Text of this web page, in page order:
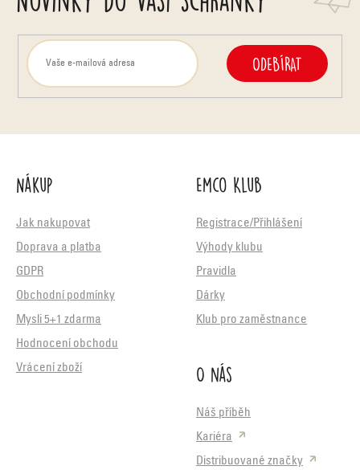
ODEBÍRAT
Nákup
Jak nakupovat
Doprava a platba
GDPR
Obchodní podmínky
Mysli 5+1 zdarma
Hodnocení obchodu
Vrácení zboží
Emco Klub
Registrace/Přihlášení
Výhody klubu
Pravidla
Dárky
Klub pro zaměstnance
O nás
Náš příběh
Kariéra
Distribuované značky